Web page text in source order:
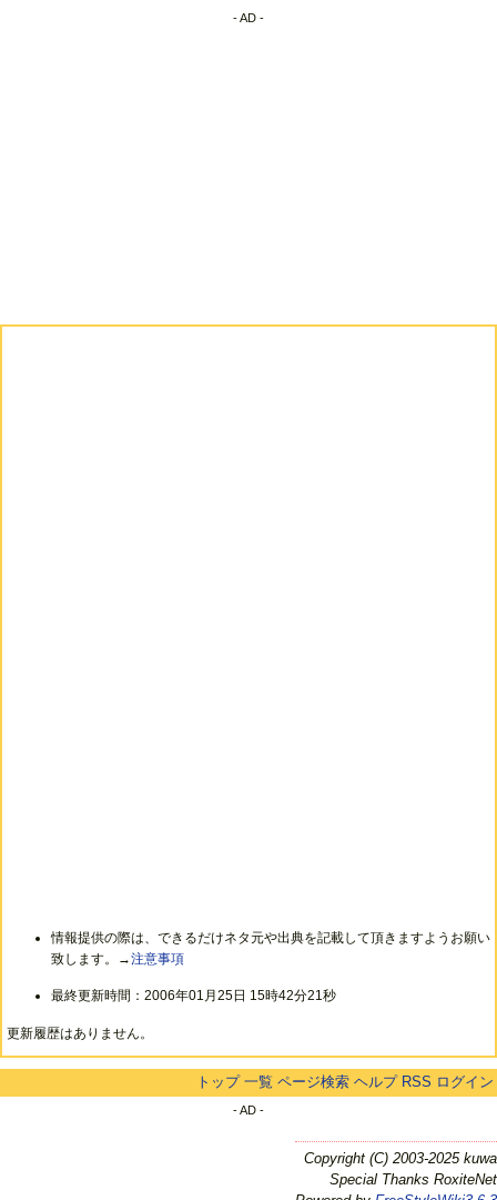
- AD -
情報提供の際は、できるだけネタ元や出典を記載して頂きますようお願い
致します。→注意事項
最終更新時間：2006年01月25日 15時42分21秒
更新履歴はありません。
トップ 一覧 ページ検索 ヘルプ RSS ログイン
- AD -
Copyright (C) 2003-2025 kuwa
Special Thanks RoxiteNet